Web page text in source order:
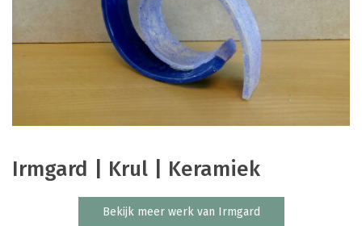
Irmgard | Krul | Keramiek
Bekijk meer werk van Irmgard